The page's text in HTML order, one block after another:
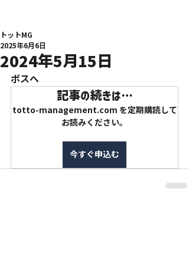
2024年5月15日
トットMG
2025年6月6日
ボスへ
記事の続きは…
totto-management.com を定期購読して
お読みください。
今すぐ申込む